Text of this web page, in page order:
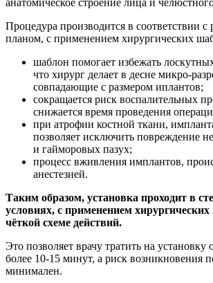
Процедура производится в соответствии с
планом, с применением хирургических
шаблон помогает избежать
что хирург делает в десне микро-
совпадающие с размером иплантов;
сокращается риск воспалительных
снижается время проведения
при атрофии костной ткани,
позволяет исключить повреждение
и гайморовых пазух;
процесс вживления имплантов,
анестезией.
Таким образом, установка проходит в
условиях, с применением
чёткой схеме действий.
Это позволяет врачу тратить на
более 10-15 минут, а риск возникновения
минимален.